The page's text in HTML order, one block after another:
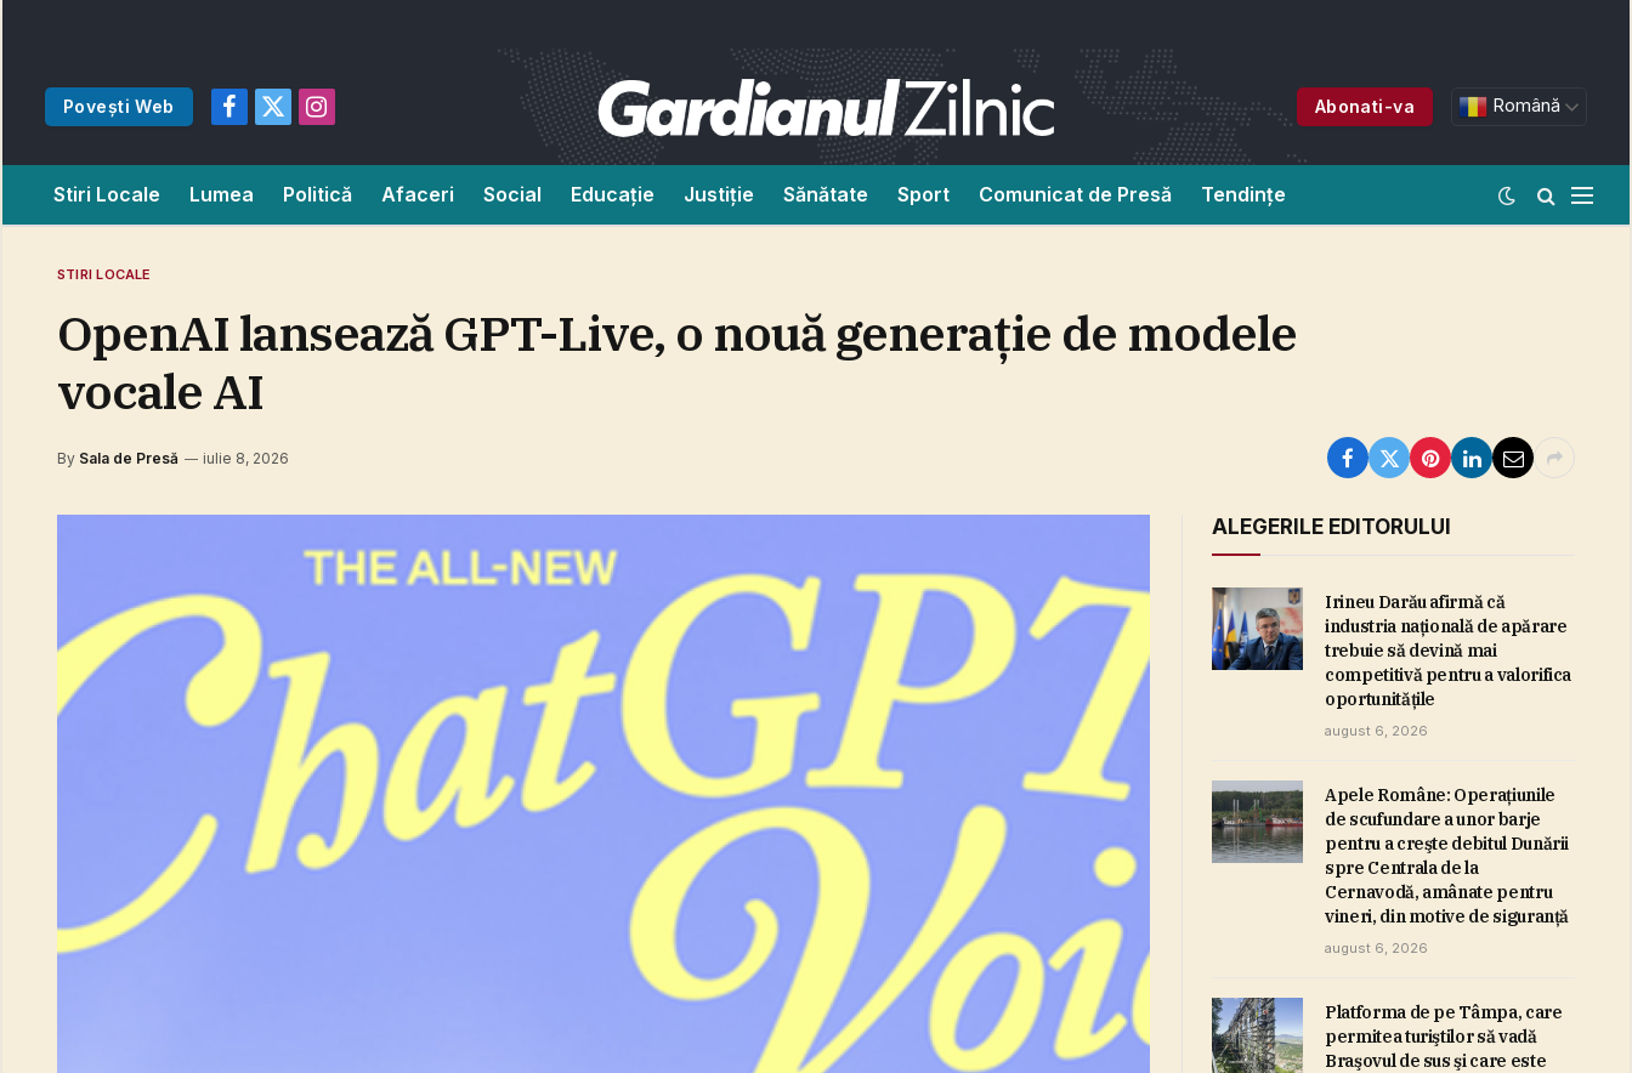
Povești Web
Facebook
X
Instagram
Abonati-va Română
Stiri Locale Lumea Politică Afaceri Social Educație Justiție Sănătate Sport Comunicat de Presă Tendințe
STIRI LOCALE
OpenAI lansează GPT-Live, o nouă generaţie de modele
vocale AI
By Sala de Presă iulie 8, 2026
ALEGERILE EDITORULUI
Irineu Darău afirmă că
industria naţională de apărare
trebuie să devină mai
competitivă pentru a valorifica
oportunităţile
august 6, 2026
Apele Române: Operaţiunile
de scufundare a unor barje
pentru a creşte debitul Dunării
spre Centrala de la
Cernavodă, amânate pentru
vineri, din motive de siguranţă
august 6, 2026
Platforma de pe Tâmpa, care
permitea turiştilor să vadă
Braşovul de sus şi care este